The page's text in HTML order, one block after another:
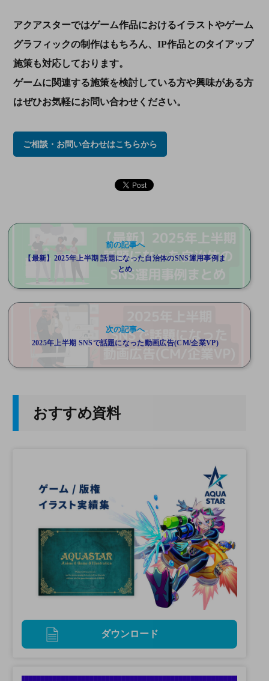
アクアスターではゲーム作品におけるイラストやゲーム
グラフィックの制作はもちろん、IP作品とのタイアップ
施策も対応しております。
ゲームに関連する施策を検討している方や興味がある方
はぜひお気軽にお問い合わせください。
ご相談・お問い合わせはこちらから
前の記事へ
【最新】2025年上半期 話題になった自治体のSNS運用事例ま
とめ
次の記事へ
2025年上半期 SNSで話題になった動画広告(CM/企業VP)
おすすめ資料
ダウンロード